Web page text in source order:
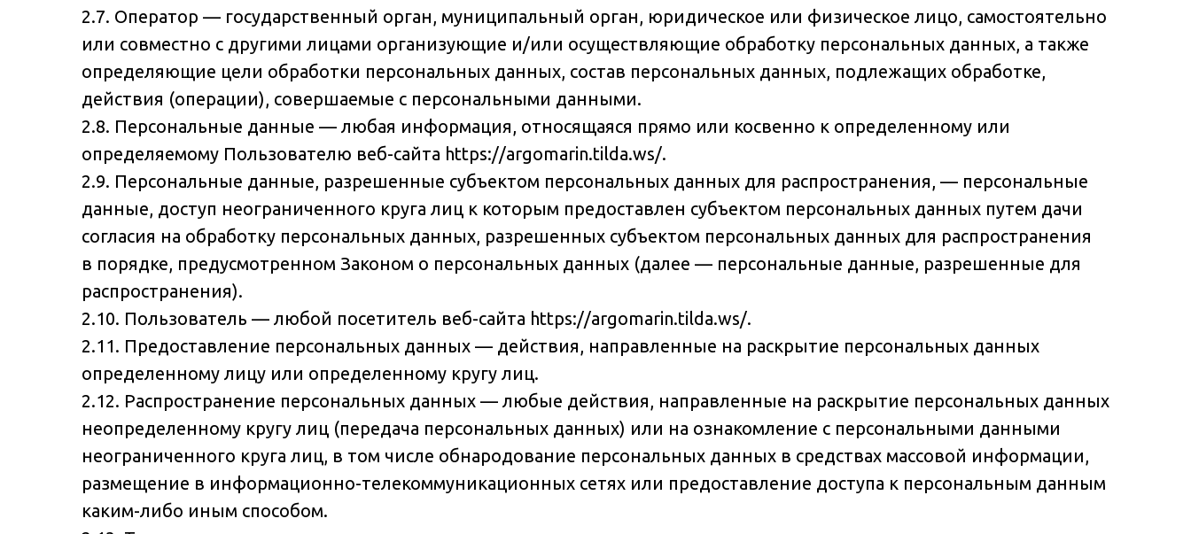
2.7. Оператор — государственный орган, муниципальный орган, юридическое или физическое лицо, самостоятельно
или совместно с другими лицами организующие и/или осуществляющие обработку персональных данных, а также
определяющие цели обработки персональных данных, состав персональных данных, подлежащих обработке,
действия (операции), совершаемые с персональными данными.
2.8. Персональные данные — любая информация, относящаяся прямо или косвенно к определенному или
определяемому Пользователю веб-сайта https://argomarin.tilda.ws/.
2.9. Персональные данные, разрешенные субъектом персональных данных для распространения, — персональные
данные, доступ неограниченного круга лиц к которым предоставлен субъектом персональных данных путем дачи
согласия на обработку персональных данных, разрешенных субъектом персональных данных для распространения
в порядке, предусмотренном Законом о персональных данных (далее — персональные данные, разрешенные для
распространения).
2.10. Пользователь — любой посетитель веб-сайта https://argomarin.tilda.ws/.
2.11. Предоставление персональных данных — действия, направленные на раскрытие персональных данных
определенному лицу или определенному кругу лиц.
2.12. Распространение персональных данных — любые действия, направленные на раскрытие персональных данных
неопределенному кругу лиц (передача персональных данных) или на ознакомление с персональными данными
неограниченного круга лиц, в том числе обнародование персональных данных в средствах массовой информации,
размещение в информационно-телекоммуникационных сетях или предоставление доступа к персональным данным
каким-либо иным способом.